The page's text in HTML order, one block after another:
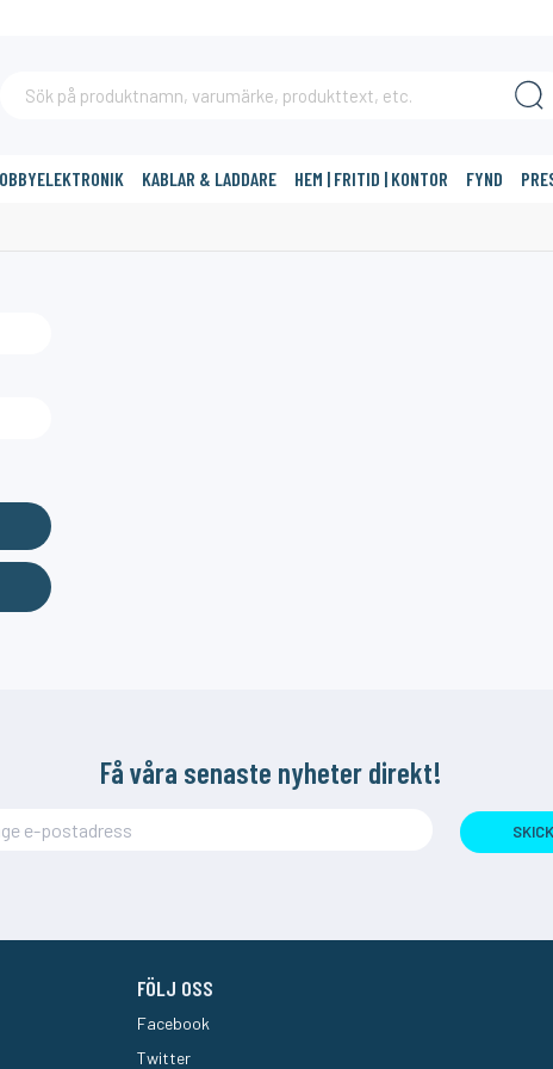
KABLAR & LADDARE HEM | FRITID | KONTOR FYND
Få våra senaste nyheter direkt!
FÖLJ OSS
Facebook
Twitter